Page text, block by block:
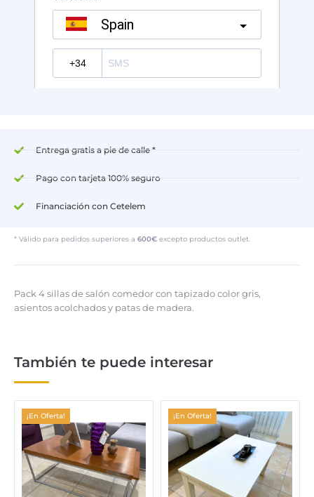
Entrega gratis a pie de calle *
Pago con tarjeta 100% seguro
Financiación con Cetelem
* Válido para pedidos superiores a 600€ excepto productos outlet.
Pack 4 sillas de salón comedor con tapizado color gris,
asientos acolchados y patas de madera.
También te puede interesar
¡En Oferta! ¡En Oferta!